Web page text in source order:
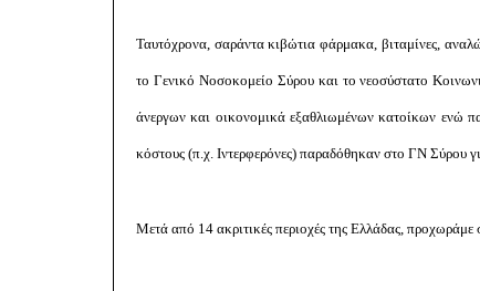
Ταυτόχρονα, σαράντα κιβώτια φάρμακα, βιταμίνες,
το Γενικό Νοσοκομείο Σύρου και το νεοσύστατο
άνεργων και οικονομικά εξαθλιωμένων κατοίκων ενώ
κόστους (π.χ. Ιντερφερόνες) παραδόθηκαν στο ΓΝ Σύρου
Μετά από 14 ακριτικές περιοχές της Ελλάδας, προχωράμε